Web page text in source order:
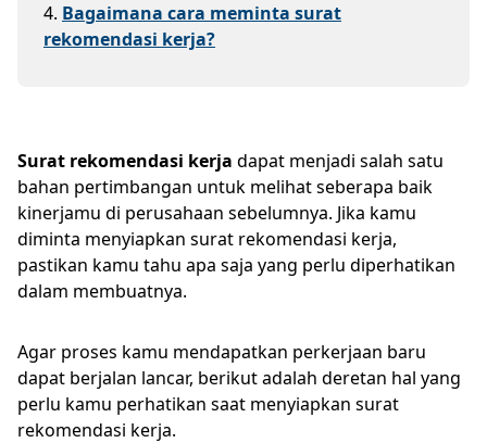
4. Bagaimana cara meminta surat
rekomendasi kerja?
Surat rekomendasi kerja dapat menjadi salah satu
bahan pertimbangan untuk melihat seberapa baik
kinerjamu di perusahaan sebelumnya. Jika kamu
diminta menyiapkan surat rekomendasi kerja,
pastikan kamu tahu apa saja yang perlu diperhatikan
dalam membuatnya.
Agar proses kamu mendapatkan perkerjaan baru
dapat berjalan lancar, berikut adalah deretan hal yang
perlu kamu perhatikan saat menyiapkan surat
rekomendasi kerja.